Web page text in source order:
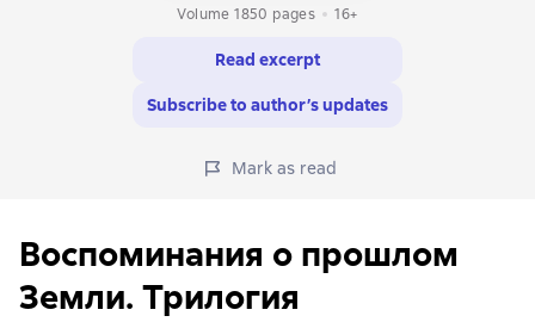
Volume 1850 pages
16+
Read excerpt
Subscribe to author’s updates
Mark as read
Воспоминания о прошлом
Земли. Трилогия